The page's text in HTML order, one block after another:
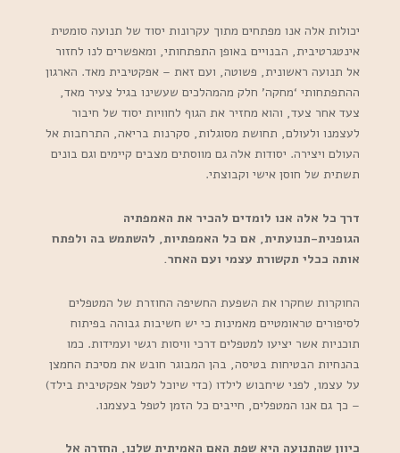
יכולות אלה אנו מפתחים מתוך עקרונות יסוד של תנועה סומטית
אינטגרטיבית, הבנויים באופן התפתחותי, ומאפשרים לנו לחזור
אל תנועה ראשונית, פשוטה, ועם זאת – אפקטיבית מאד. הארגון
ההתפתחותי ‘מחקה’ חלק מהמהלכים שעשינו בגיל צעיר מאד,
צעד אחר צעד, והוא מחזיר את הגוף לחוויות יסוד של חיבור
לעצמנו ולעולם, תחושת מסוגלות, סקרנות בריאה, התרחבות אל
העולם ויצירה. יסודות אלה גם מווסתים מצבים קיימים וגם בונים
תשתית של חוסן אישי וקבוצתי.
דרך כל אלה אנו לומדים להכיר את האמפתיה
הגופנית-תנועתית, אם כל האמפתיות, להשתמש בה ולפתח
אותה ככלי תקשורת עצמי ועם האחר.
החוקרות שחקרו את השפעת החשיפה החוזרת של המטפלים
לסיפורים טראומטיים מאמינות כי יש חשיבות גבוהה בפיתוח
תוכניות אשר יציעו למטפלים דרכי וויסות רגשי ועמידות. כמו
בהנחיות הבטיחות בטיסה, בהן המבוגר חובש את מסיכת החמצן
על עצמו, לפני שיחבוש לילדו (כדי שיוכל לטפל אפקטיבית בילד)
– כך גם אנו המטפלים, חייבים כל הזמן לטפל בעצמנו.
כיוון שהתנועה היא שפת האם האמיתית שלנו, החזרה אל